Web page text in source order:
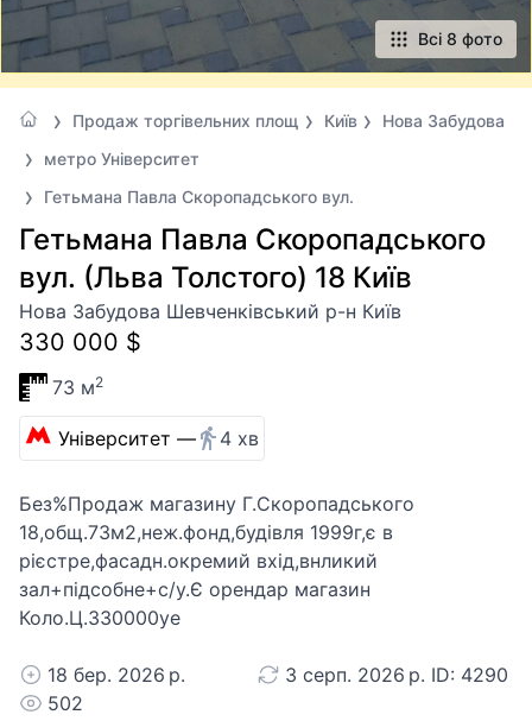
Всі 8 фото
Продаж торгівельних площ Київ
Нова Забудова
метро Університет
Гетьмана Павла Скоропадського вул.
Гетьмана Павла Скоропадського
вул. (Льва Толстого) 18 Київ
Нова Забудова Шевченківський р-н Київ
330 000 $
73 м2
Університет — 4 хв
Без%Продаж магазину Г.Скоропадського
18,общ.73м2,неж.фонд,будівля 1999г,є в
рієстре,фасадн.окремий вхід,внликий
зал+підсобне+с/у.Є орендар магазин
Коло.Ц.330000уе
18 бер. 2026 р.
3 серп. 2026 р. ID: 4290
502